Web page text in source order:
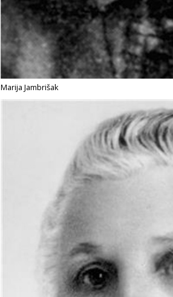
Marija Jambrišak